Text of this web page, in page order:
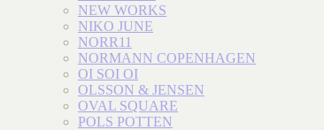
NEW WORKS
NIKO JUNE
NORR11
NORMANN COPENHAGEN
OI SOI OI
OLSSON & JENSEN
OVAL SQUARE
POLS POTTEN